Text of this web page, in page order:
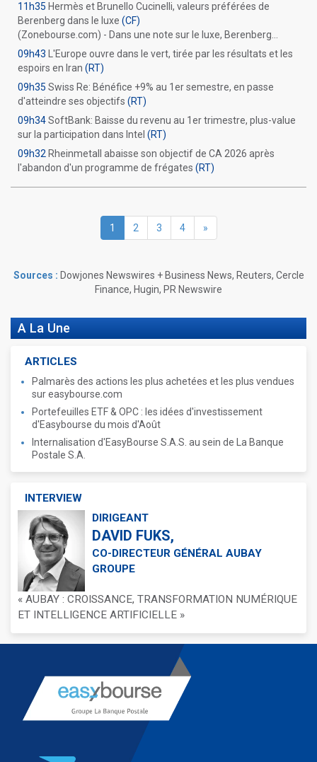
11h35 Hermès et Brunello Cucinelli, valeurs préférées de
Berenberg dans le luxe (CF)
(Zonebourse.com) - Dans une note sur le luxe, Berenberg...
09h43 L'Europe ouvre dans le vert, tirée par les résultats et les
espoirs en Iran (RT)
09h35 Swiss Re: Bénéfice +9% au 1er semestre, en passe
d'atteindre ses objectifs (RT)
09h34SoftBank: Baisse du revenu au 1er trimestre, plus-value
sur la participation dans Intel (RT)
09h32 Rheinmetall abaisse son objectif de CA 2026 après
l'abandon d'un programme de frégates (RT)
1 2 3 4 »
Sources : Dowjones Newswires + Business News, Reuters, Cercle
Finance, Hugin, PR Newswire
A La Une
ARTICLES
Palmarès des actions les plus achetées et les plus vendues
sur easybourse.com
Portefeuilles ETF & OPC : les idées d'investissement
d'Easybourse du mois d'Août
Internalisation d'EasyBourse S.A.S. au sein de La Banque
Postale S.A.
INTERVIEW
DIRIGEANT
DAVID FUKS,
CO-DIRECTEUR GÉNÉRAL AUBAY
GROUPE
« AUBAY : CROISSANCE, TRANSFORMATION NUMÉRIQUE
ET INTELLIGENCE ARTIFICIELLE »